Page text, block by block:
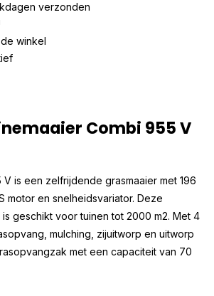
verzonden
winkel
Combi 955 V
V is een zelfrijdende grasmaaier met 196
motor en snelheidsvariator. Deze
geschikt voor tuinen tot 2000 m2. Met 4
mulching, zijuitworp en uitworp
met een capaciteit van 70